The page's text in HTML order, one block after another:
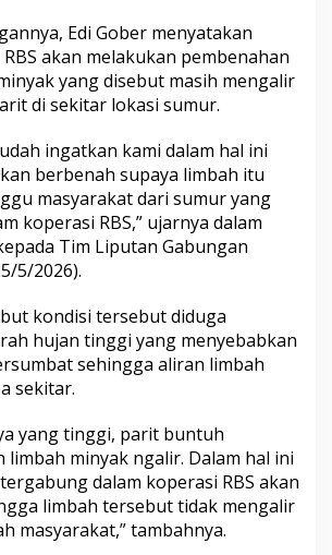
Edi Gober menyatakan
akan melakukan pembenahan
yang disebut masih mengalir
di sekitar lokasi sumur.
ingatkan kami dalam hal ini
berbenah supaya limbah itu
masyarakat dari sumur yang
koperasi RBS,” ujarnya dalam
Tim Liputan Gabungan
5/2026).
kondisi tersebut diduga
hujan tinggi yang menyebabkan
sehingga aliran limbah
sekitar.
yang tinggi, parit buntuh
limbah minyak ngalir. Dalam hal ini
dalam koperasi RBS akan
limbah tersebut tidak mengalir
masyarakat,” tambahnya.